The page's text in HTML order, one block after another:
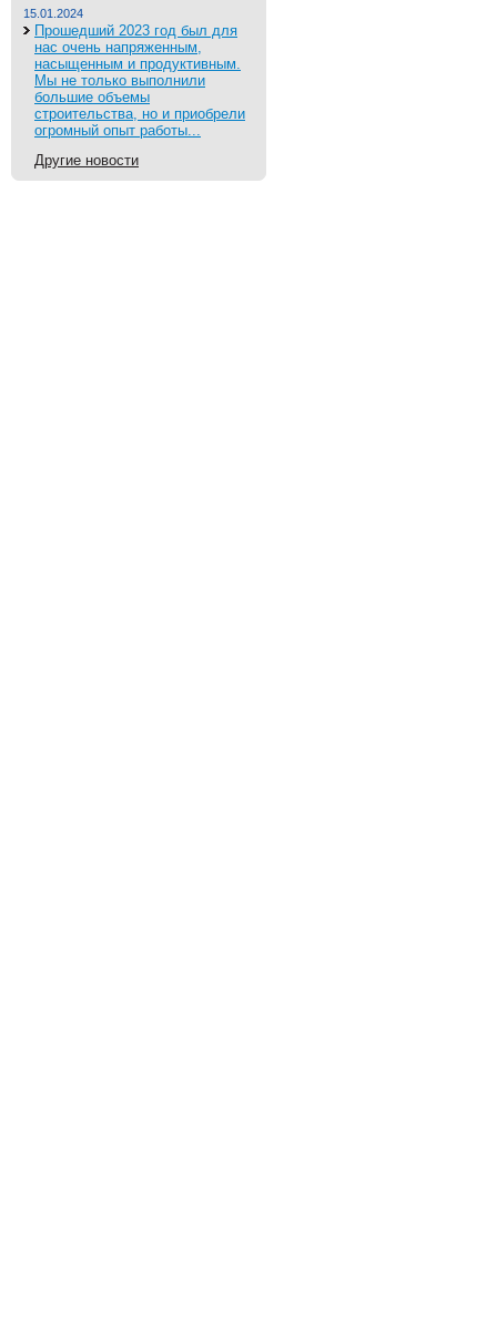
15.01.2024
Прошедший 2023 год был для
нас очень напряженным,
насыщенным и продуктивным.
Мы не только выполнили
большие объемы
строительства, но и приобрели
огромный опыт работы...
Другие новости